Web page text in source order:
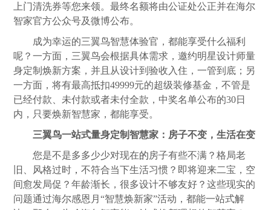
上门清洗券等您来领。最终名额将由公证处公正并在海尔
智家官方公众号及微博公布。
成为幸运的三翼鸟智慧体验官，都能享受什么福利
呢？一方面，三翼鸟会根据具体需求，邀约明星设计师量
身定制焕新方案，并且从设计到验收入住，一管到底；另
一方面，将有最高抵扣49999元的超级装修基金，不管是
已经付款、未付款或者未付全款，中奖名单公布的30日
内，只要焕新智慧家，都能享受。
三翼鸟一站式量身定制智慧家：房子不变，生活在变
您是不是多多少少对现在的房子有些不满？格局老
旧、风格过时 ，不符合当下生活习惯？即将迎来二宝，空
间愈发局促？年龄渐长，很多设计不够友好？这些现实的
问题通过海尔感恩月“智慧焕新家”活动，都能一站式解